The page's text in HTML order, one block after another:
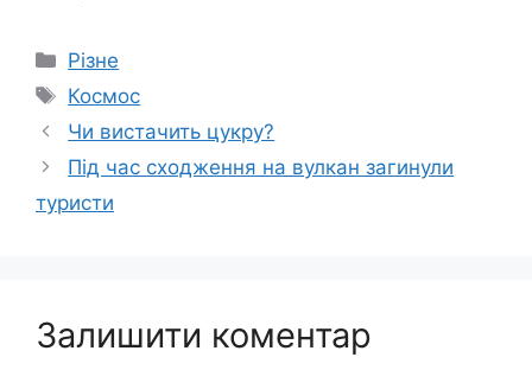
Категорії
Різне
Позначки
Космос
Чи вистачить цукру?
Під час сходження на вулкан загинули
туристи
Залишити коментар